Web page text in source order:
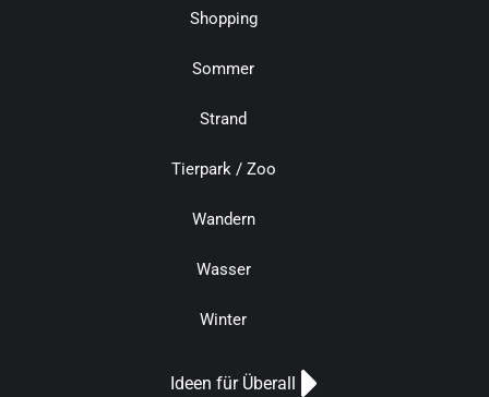
Shopping
Sommer
Strand
Tierpark / Zoo
Wandern
Wasser
Winter
Ideen für Überall